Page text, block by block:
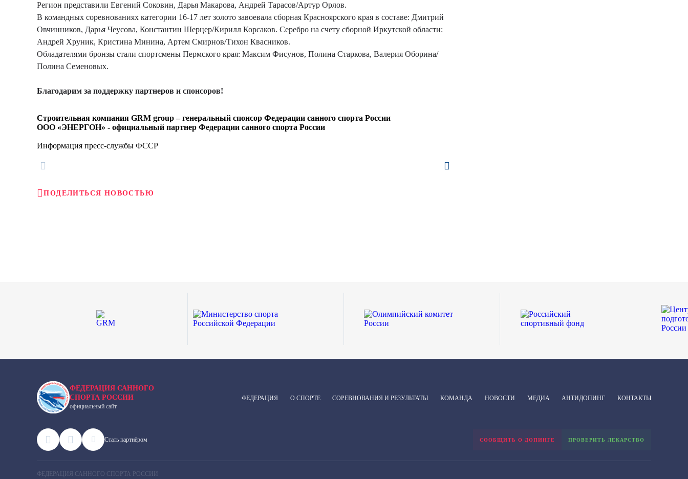
Регион представили Евгений Соковин, Дарья Макарова, Андрей Тарасов/Артур Орлов.
В командных соревнованиях категории 16-17 лет золото завоевала сборная Красноярского края в составе: Дмитрий
Овчинников, Дарья Чеусова, Константин Шерцер/Кирилл Корсаков. Серебро на счету сборной Иркутской области:
Андрей Хруник, Кристина Минина, Артем Смирнов/Тихон Квасников.
Обладателями бронзы стали спортсмены Пермского края: Максим Фисунов, Полина Старкова, Валерия Оборина/
Полина Семеновых.
Благодарим за поддержку партнеров и спонсоров!
Строительная компания GRM group – генеральный спонсор Федерации санного спорта России
ООО «ЭНЕРГОН» - официальный партнер Федерации санного спорта России
Информация пресс-службы ФССР
ПОДЕЛИТЬСЯ НОВОСТЬЮ
ФЕДЕРАЦИЯ САННОГО
СПОРТА РОССИИ
официальный сайт
ФЕДЕРАЦИЯ О СПОРТЕ СОРЕВНОВАНИЯ И РЕЗУЛЬТАТЫ КОМАНДА НОВОСТИ МЕДИА АНТИДОПИНГ КОНТАКТЫ
Cтать партнёром СООБЩИТЬ О ДОПИНГЕ ПРОВЕРИТЬ ЛЕКАРСТВО
ФЕДЕРАЦИЯ САННОГО СПОРТА РОССИИ